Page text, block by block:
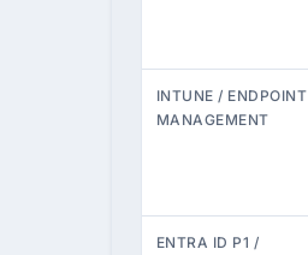
INTUNE / ENDPOINT
MANAGEMENT
ENTRA ID P1 /